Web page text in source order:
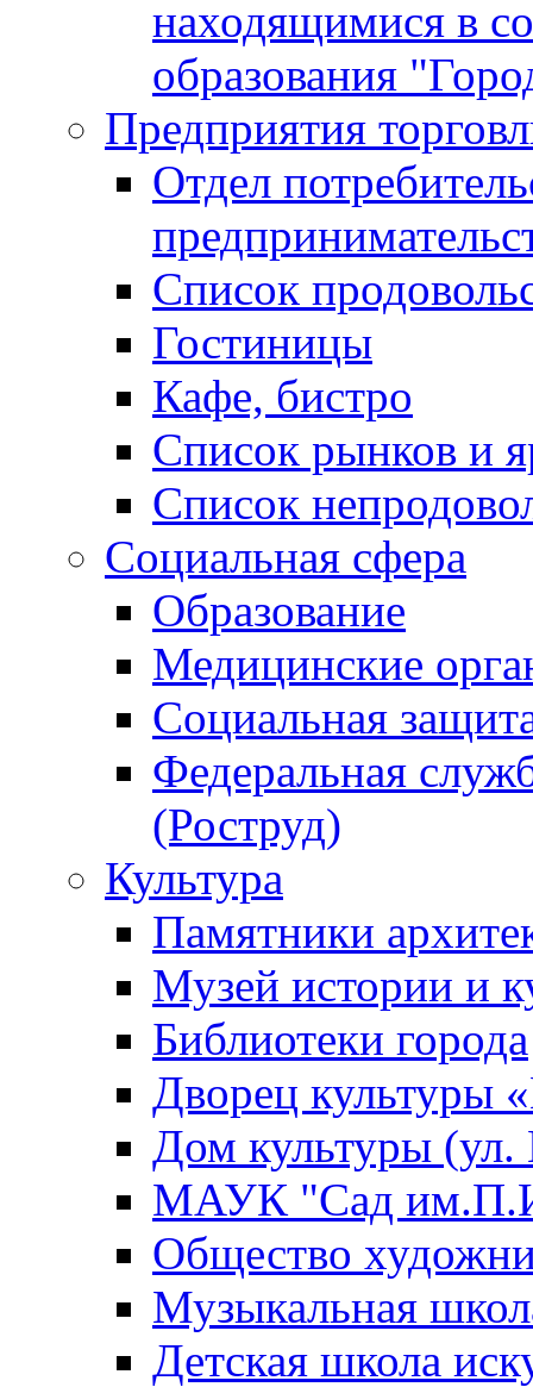
находящимися в
образования
Предприятия
Отдел
Список
Гостиницы
Кафе, бистро
Cписок рынков и
Список
Социальная сфера
Образование
Медицинские
Социальная
Федеральная
(Роструд)
Культура
Памятники
Музей истории и
Библиотеки города
Дворец культуры
Дом культуры (ул.
МАУК "Сад
Общество
Музыкальная
Детская школа